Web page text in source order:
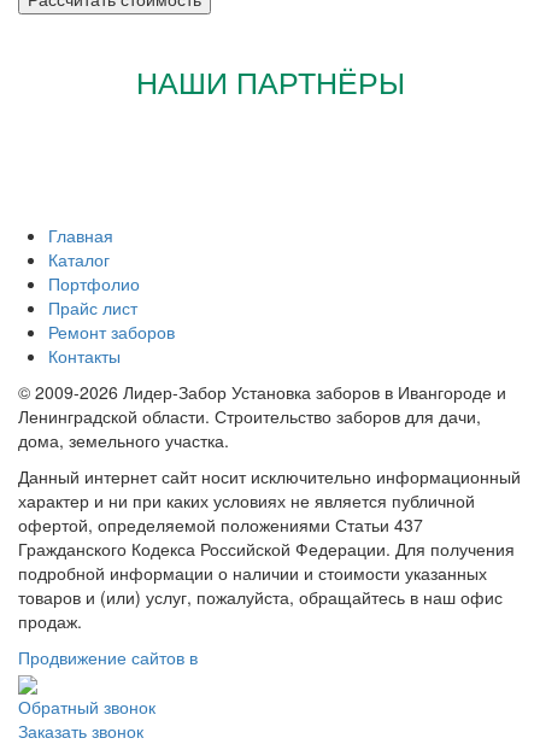
НАШИ ПАРТНЁРЫ
Главная
Каталог
Портфолио
Прайс лист
Ремонт заборов
Контакты
© 2009-2026 Лидер-Забор Установка заборов в Ивангороде и
Ленинградской области. Строительство заборов для дачи,
дома, земельного участка.
Данный интернет сайт носит исключительно информационный
характер и ни при каких условиях не является публичной
офертой, определяемой положениями Статьи 437
Гражданского Кодекса Российской Федерации. Для получения
подробной информации о наличии и стоимости указанных
товаров и (или) услуг, пожалуйста, обращайтесь в наш офис
продаж.
Продвижение сайтов в
Обратный звонок
Заказать звонок